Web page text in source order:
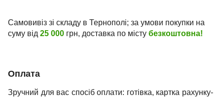
Самовивіз зі складу в Тернополі; за умови покупки на
суму від 25 000 грн, доставка по місту безкоштовна!
Оплата
Зручний для вас спосіб оплати: готівка, картка рахунку-